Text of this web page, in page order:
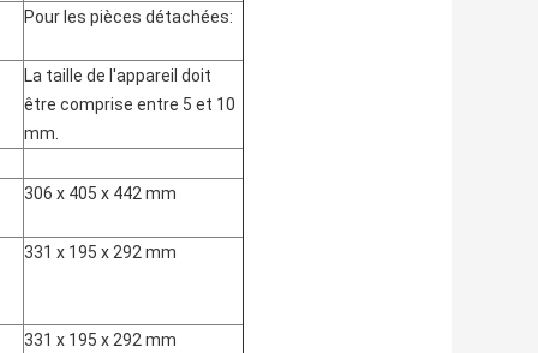
Pour les pièces détachées:
La taille de l'appareil doit
être comprise entre 5 et 10
mm.
306 x 405 x 442 mm
331 x 195 x 292 mm
331 x 195 x 292 mm